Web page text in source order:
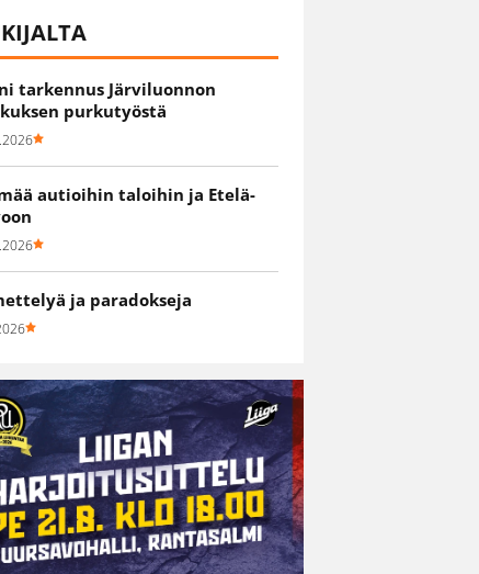
tarkennus Järviluonnon
purkutyöstä
autioihin taloihin ja Etelä-
ja paradokseja